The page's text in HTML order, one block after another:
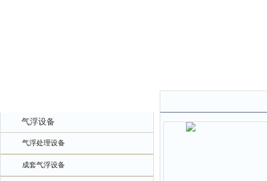
气浮设备
气浮处理设备
成套气浮设备